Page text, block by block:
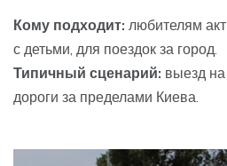
Кому подходит: любителям
с детьми, для поездок за город.
Типичный сценарий: выезд
дороги за пределами Киева.